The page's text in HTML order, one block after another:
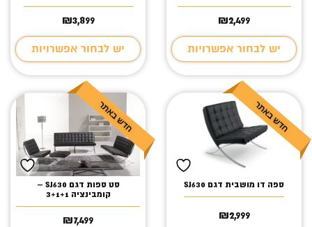
₪2,499
יש לבחור אפשרויות
₪3,899
יש לבחור אפשרויות
ספה דו מושבית דגם SJ630
₪2,999
סט ספות דגם SJ630 –
קומבינציה 3+1+1
₪7,499